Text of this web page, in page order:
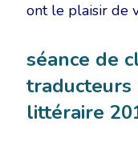
ont le plaisir de
séance de
littéraire